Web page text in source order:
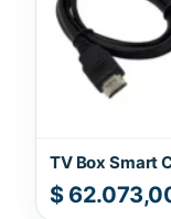
TV Box Smart
$